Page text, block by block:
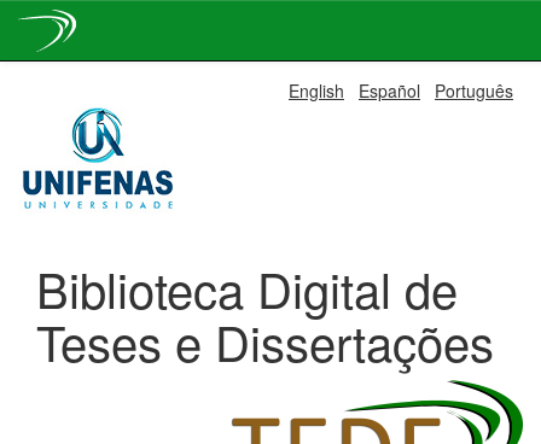
navigation
English Español Português
Biblioteca Digital de
Teses e Dissertações